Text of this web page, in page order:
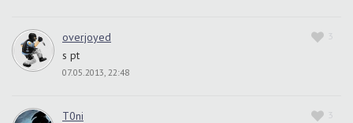
3
overjoyed
s pt
07.05.2013, 22:48
3
T0ni